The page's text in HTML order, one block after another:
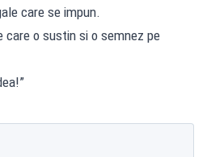
care se impun.
o sustin si o semnez pe